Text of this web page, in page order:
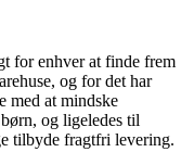
for enhver at finde frem
og for det har
med at mindske
og ligeledes til
tilbyde fragtfri levering.